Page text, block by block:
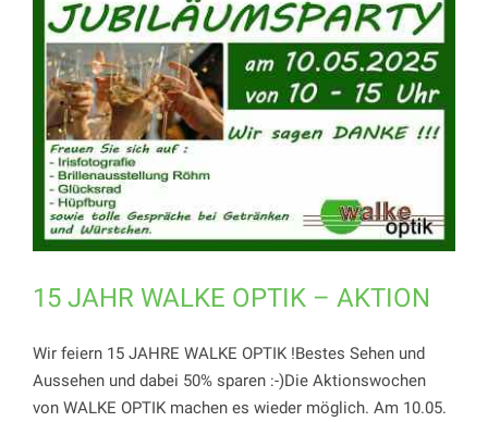
15 JAHR WALKE OPTIK – AKTION
Wir feiern 15 JAHRE WALKE OPTIK !Bestes Sehen und
Aussehen und dabei 50% sparen :-)Die Aktionswochen
von WALKE OPTIK machen es wieder möglich. Am 10.05.